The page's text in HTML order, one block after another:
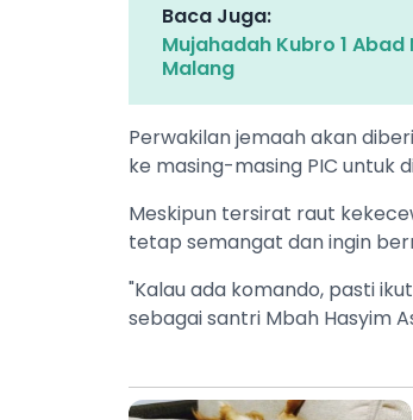
Baca Juga:
Mujahadah Kubro 1
Malang
Perwakilan jemaah akan
ke masing-masing PIC untuk
Meskipun tersirat raut
tetap semangat dan ingin
"Kalau ada komando, pasti
sebagai santri Mbah Hasyim